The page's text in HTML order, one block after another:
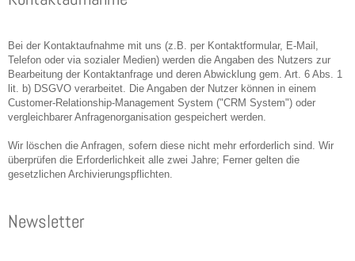
Bei der Kontaktaufnahme mit uns (z.B. per Kontaktformular, E-Mail,
Telefon oder via sozialer Medien) werden die Angaben des Nutzers zur
Bearbeitung der Kontaktanfrage und deren Abwicklung gem. Art. 6 Abs. 1
lit. b) DSGVO verarbeitet. Die Angaben der Nutzer können in einem
Customer-Relationship-Management System ("CRM System") oder
vergleichbarer Anfragenorganisation gespeichert werden.
Wir löschen die Anfragen, sofern diese nicht mehr erforderlich sind. Wir
überprüfen die Erforderlichkeit alle zwei Jahre; Ferner gelten die
gesetzlichen Archivierungspflichten.
Newsletter